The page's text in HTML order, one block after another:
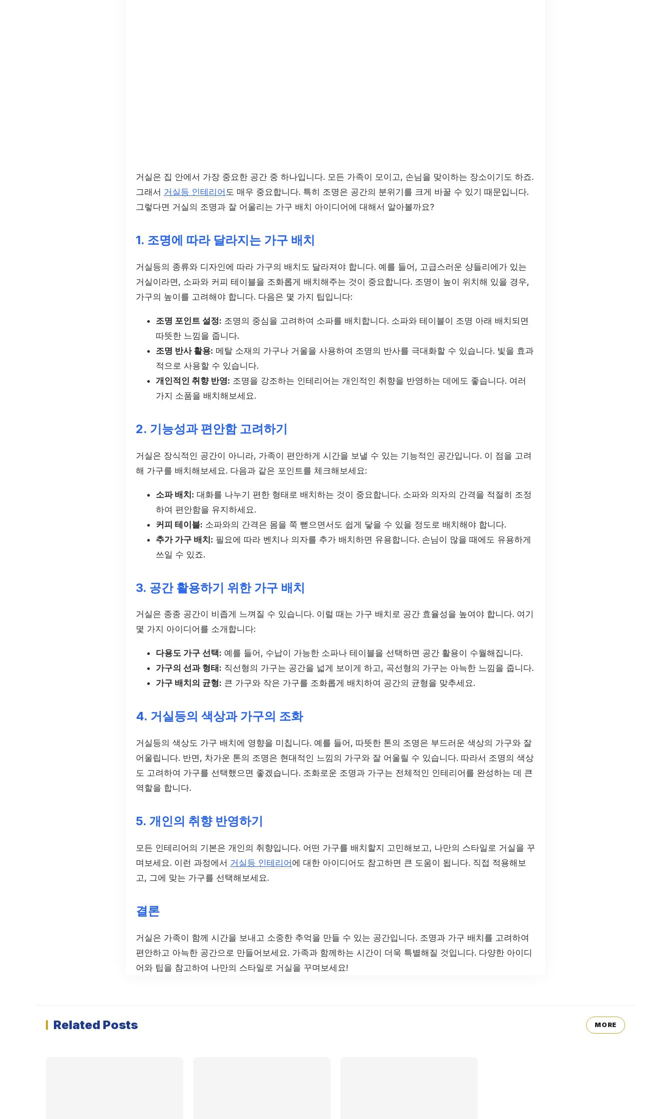
거실은 집 안에서 가장 중요한 공간 중 하나입니다. 모든 가족이 모이고, 손님을 맞이하는 장소이기도 하죠.
그래서 거실등 인테리어 도 매우 중요합니다. 특히 조명은 공간의 분위기를 크게 바꿀 수 있기 때문입니다.
그렇다면 거실의 조명과 잘 어울리는 가구 배치 아이디어에 대해서 알아볼까요?
1. 조명에 따라 달라지는 가구 배치
거실등의 종류와 디자인에 따라 가구의 배치도 달라져야 합니다. 예를 들어, 고급스러운 샹들리에가 있는
거실이라면, 소파와 커피 테이블을 조화롭게 배치해주는 것이 중요합니다. 조명이 높이 위치해 있을 경우,
가구의 높이를 고려해야 합니다. 다음은 몇 가지 팁입니다:
조명 포인트 설정: 조명의 중심을 고려하여 소파를 배치합니다. 소파와 테이블이 조명 아래 배치되면
따뜻한 느낌을 줍니다.
조명 반사 활용: 메탈 소재의 가구나 거울을 사용하여 조명의 반사를 극대화할 수 있습니다. 빛을 효과
적으로 사용할 수 있습니다.
개인적인 취향 반영: 조명을 강조하는 인테리어는 개인적인 취향을 반영하는 데에도 좋습니다. 여러
가지 소품을 배치해보세요.
2. 기능성과 편안함 고려하기
거실은 장식적인 공간이 아니라, 가족이 편안하게 시간을 보낼 수 있는 기능적인 공간입니다. 이 점을 고려
해 가구를 배치해보세요. 다음과 같은 포인트를 체크해보세요:
소파 배치: 대화를 나누기 편한 형태로 배치하는 것이 중요합니다. 소파와 의자의 간격을 적절히 조정
하여 편안함을 유지하세요.
커피 테이블: 소파와의 간격은 몸을 쭉 뻗으면서도 쉽게 닿을 수 있을 정도로 배치해야 합니다.
추가 가구 배치: 필요에 따라 벤치나 의자를 추가 배치하면 유용합니다. 손님이 많을 때에도 유용하게
쓰일 수 있죠.
3. 공간 활용하기 위한 가구 배치
거실은 종종 공간이 비좁게 느껴질 수 있습니다. 이럴 때는 가구 배치로 공간 효율성을 높여야 합니다. 여기
몇 가지 아이디어를 소개합니다:
다용도 가구 선택: 예를 들어, 수납이 가능한 소파나 테이블을 선택하면 공간 활용이 수월해집니다.
가구의 선과 형태: 직선형의 가구는 공간을 넓게 보이게 하고, 곡선형의 가구는 아늑한 느낌을 줍니다.
가구 배치의 균형: 큰 가구와 작은 가구를 조화롭게 배치하여 공간의 균형을 맞추세요.
4. 거실등의 색상과 가구의 조화
거실등의 색상도 가구 배치에 영향을 미칩니다. 예를 들어, 따뜻한 톤의 조명은 부드러운 색상의 가구와 잘
어울립니다. 반면, 차가운 톤의 조명은 현대적인 느낌의 가구와 잘 어울릴 수 있습니다. 따라서 조명의 색상
도 고려하여 가구를 선택했으면 좋겠습니다. 조화로운 조명과 가구는 전체적인 인테리어를 완성하는 데 큰
역할을 합니다.
5. 개인의 취향 반영하기
모든 인테리어의 기본은 개인의 취향입니다. 어떤 가구를 배치할지 고민해보고, 나만의 스타일로 거실을 꾸
며보세요. 이런 과정에서 거실등 인테리어에 대한 아이디어도 참고하면 큰 도움이 됩니다. 직접 적용해보
고, 그에 맞는 가구를 선택해보세요.
결론
거실은 가족이 함께 시간을 보내고 소중한 추억을 만들 수 있는 공간입니다. 조명과 가구 배치를 고려하여
편안하고 아늑한 공간으로 만들어보세요. 가족과 함께하는 시간이 더욱 특별해질 것입니다. 다양한 아이디
어와 팁을 참고하여 나만의 스타일로 거실을 꾸며보세요!
Related Posts MORE